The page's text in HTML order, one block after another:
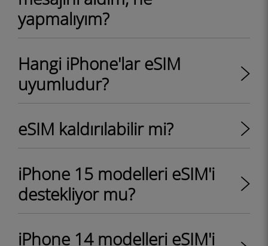
yapmalıyım?
Hangi iPhone'lar eSIM
uyumludur?
eSIM kaldırılabilir mi?
iPhone 15 modelleri eSIM'i
destekliyor mu?
iPhone 14 modelleri eSIM'i